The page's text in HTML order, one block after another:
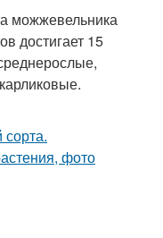
можжевельника
достигает 15